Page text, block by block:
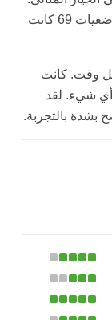
كانت مهارة الجنس الفموي لا تصدق. أيضاً، وضعيات 69 كانت
وقت. كانت
أي شيء. لقد
بشدة بالتجربة.